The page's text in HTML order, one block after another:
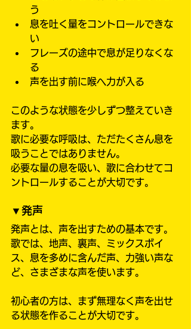
う
息を吐く量をコントロールできな
い
フレーズの途中で息が足りなくな
る
声を出す前に喉へ力が入る
このような状態を少しずつ整えていき
ます。
歌に必要な呼吸は、ただたくさん息を
吸うことではありません。
必要な量の息を吸い、歌に合わせてコ
ントロールすることが大切です。
▼発声
発声とは、声を出すための基本です。
歌では、地声、裏声、ミックスボイ
ス、息を多めに含んだ声、力強い声な
ど、さまざまな声を使います。
初心者の方は、まず無理なく声を出せ
る状態を作ることが大切です。